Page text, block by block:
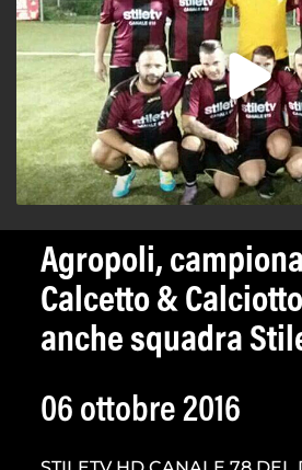
Agropoli,
Calcetto &
anche squadra
06 ottobre 2016